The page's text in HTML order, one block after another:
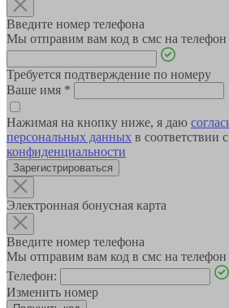
Введите номер телефона
Мы отправим вам код в смс на
Требуется подтверждение по номеру
Ваше имя *
Нажимая на кнопку ниже, я даю
персональных данных в соответствии с
конфиденциальности
Зарегистрироваться
Электронная бонусная карта
Введите номер телефона
Мы отправим вам код в смс на
Телефон:
Изменить номер